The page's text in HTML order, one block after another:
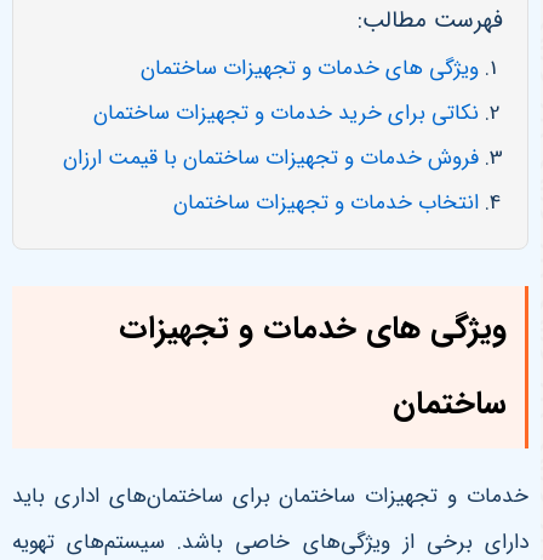
فهرست مطالب:
ویژگی های خدمات و تجهیزات ساختمان
نکاتی برای خرید خدمات و تجهیزات ساختمان
فروش خدمات و تجهیزات ساختمان با قیمت ارزان
انتخاب خدمات و تجهیزات ساختمان
ویژگی های خدمات و تجهیزات
ساختمان
خدمات و تجهیزات ساختمان برای ساختمان‌های اداری باید
دارای برخی از ویژگی‌های خاصی باشد. سیستم‌های تهویه